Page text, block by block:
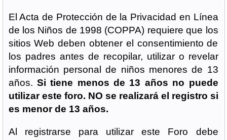
El Acta de Protección de la Privacidad en Línea
de los Niños de 1998 (COPPA) requiere que los
sitios Web deben obtener el consentimiento de
los padres antes de recopilar, utilizar o revelar
información personal de niños menores de 13
años. Si tiene menos de 13 años no puede
utilizar este foro. NO se realizará el registro si
es menor de 13 años.
Al registrarse para utilizar este Foro debe